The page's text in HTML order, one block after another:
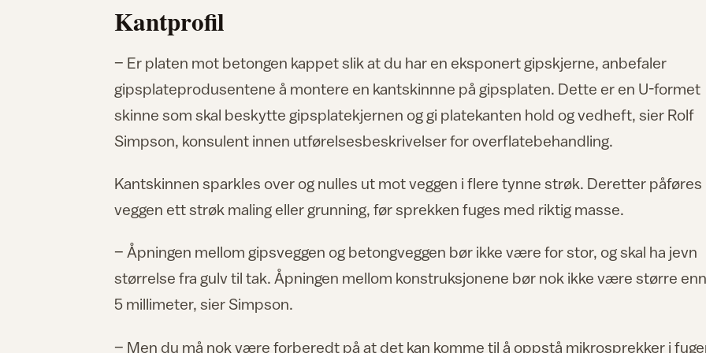
Kantprofil
– Er platen mot betongen kappet slik at du har en eksponert gipskjerne, anbefaler
gipsplateprodusentene å montere en kantskinnne på gipsplaten. Dette er en U-formet
skinne som skal beskytte gipsplatekjernen og gi platekanten hold og vedheft, sier Rolf
Simpson, konsulent innen utførelsesbeskrivelser for overflatebehandling.
Kantskinnen sparkles over og nulles ut mot veggen i flere tynne strøk. Deretter påføres
veggen ett strøk maling eller grunning, før sprekken fuges med riktig masse.
– Åpningen mellom gipsveggen og betongveggen bør ikke være for stor, og skal ha jevn
størrelse fra gulv til tak. Åpningen mellom konstruksjonene bør nok ikke være større
5 millimeter, sier Simpson.
– Men du må nok være forberedt på at det kan komme til å oppstå mikrosprekker i